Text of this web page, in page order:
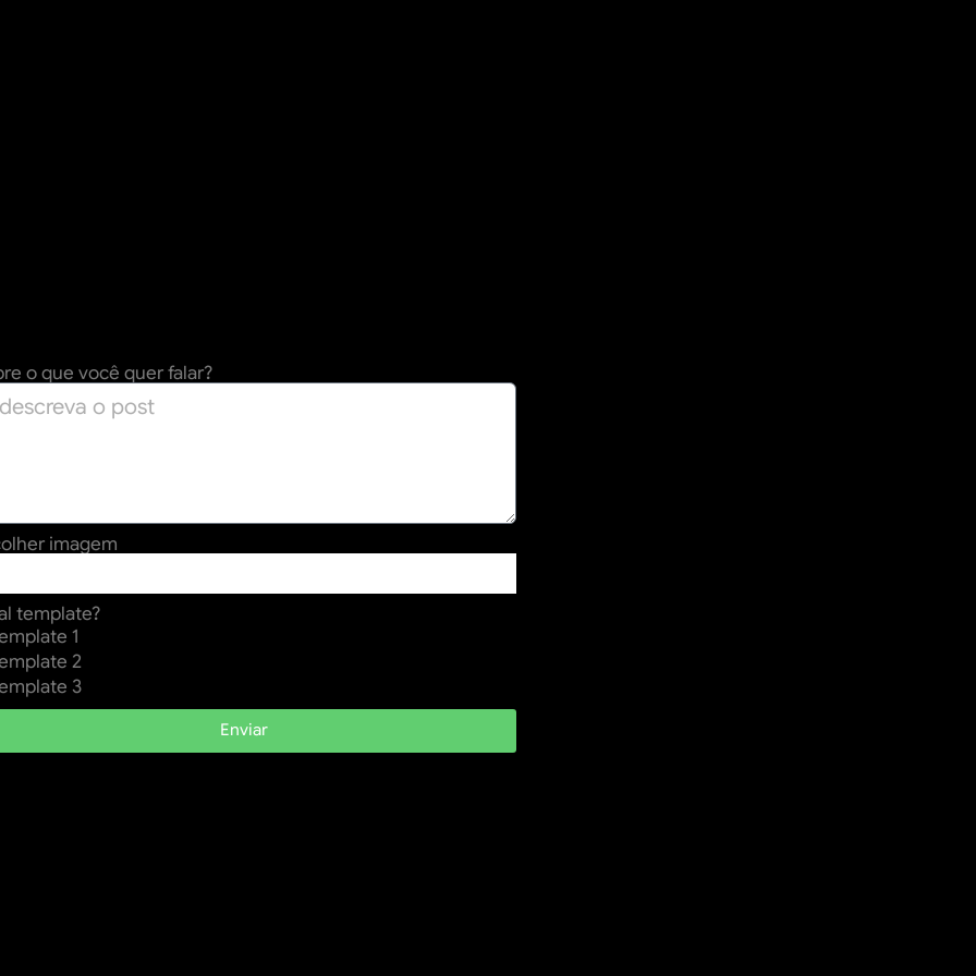
o que você quer falar?
imagem
template?
1
2
3
Enviar